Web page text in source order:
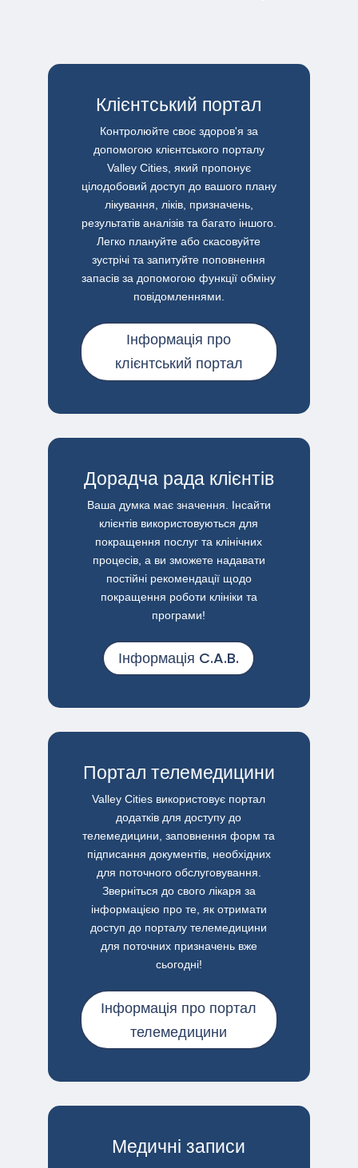
Клієнтський портал
Контролюйте своє здоров'я за
допомогою клієнтського порталу
Valley Cities, який пропонує
цілодобовий доступ до вашого плану
лікування, ліків, призначень,
результатів аналізів та багато іншого.
Легко плануйте або скасовуйте
зустрічі та запитуйте поповнення
запасів за допомогою функції обміну
повідомленнями.
Інформація про
клієнтський портал
Дорадча рада клієнтів
Ваша думка має значення. Інсайти
клієнтів використовуються для
покращення послуг та клінічних
процесів, а ви зможете надавати
постійні рекомендації щодо
покращення роботи клініки та
програми!
Інформація C.A.B.
Портал телемедицини
Valley Cities використовує портал
додатків для доступу до
телемедицини, заповнення форм та
підписання документів, необхідних
для поточного обслуговування.
Зверніться до свого лікаря за
інформацією про те, як отримати
доступ до порталу телемедицини
для поточних призначень вже
сьогодні!
Інформація про портал
телемедицини
Медичні записи